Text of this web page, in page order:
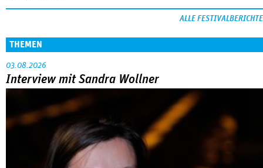
ALLE FESTIVALBERICHTE
THEMEN
03.08.2026
Interview mit Sandra Wollner